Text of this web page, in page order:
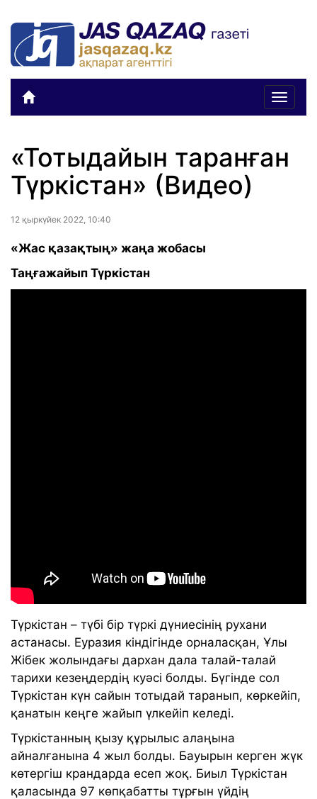
Toggle
«Тотыдайын таранған
Түркістан» (Видео)
12 қыркүйек 2022, 10:40
«Жас қазақтың» жаңа жобасы
Таңғажайып Түркістан
Түркістан – түбі бір түркі дүниесінің рухани
астанасы. Еуразия кіндігінде орналасқан, Ұлы
Жібек жолындағы дархан дала талай-талай
тарихи кезеңдердің куәсі болды. Бүгінде сол
Түркістан күн сайын тотыдай таранып, көркейіп,
қанатын кеңге жайып үлкейіп келеді.
Түркістанның қызу құрылыс алаңына
айналғанына 4 жыл болды. Бауырын керген жүк
көтергіш крандарда есеп жоқ. Биыл Түркістан
қаласында 97 көпқабатты тұрғын үйдің